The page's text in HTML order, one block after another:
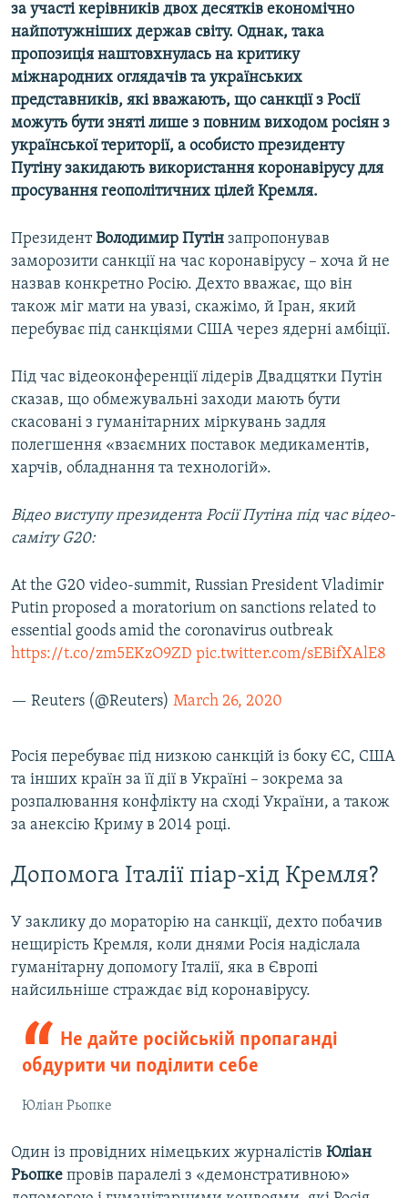
за участі керівників двох десятків економічно
найпотужніших держав світу. Однак, така
пропозиція наштовхнулась на критику
міжнародних оглядачів та українських
представників, які вважають, що санкції з Росії
можуть бути зняті лише з повним виходом росіян з
української території, а особисто президенту
Путіну закидають використання коронавірусу для
просування геополітичних цілей Кремля.
ПрезидентВолодимир Путін запропонував
заморозити санкції на час коронавірусу – хоча й не
назвав конкретно Росію. Дехто вважає, що він
також міг мати на увазі, скажімо, й Іран, який
перебуває під санкціями США через ядерні амбіції.
Під час відеоконференції лідерів Двадцятки Путін
сказав, що обмежувальні заходи мають бути
скасовані з гуманітарних міркувань задля
полегшення «взаємних поставок медикаментів,
харчів, обладнання та технологій».
Відео виступу президента Росії Путіна під час відео-
саміту G20:
At the G20 video-summit, Russian President Vladimir
Putin proposed a moratorium on sanctions related to
essential goods amid the coronavirus outbreak
https://t.co/zm5EKzO9ZD pic.twitter.com/sEBifXAlE8
— Reuters (@Reuters) March 26, 2020
Росія перебуває під низкою санкцій із боку ЄС, США
та інших країн за її дії в Україні – зокрема за
розпалювання конфлікту на сході України, а також
за анексію Криму в 2014 році.
Допомога Італії піар-хід Кремля?
У заклику до мораторію на санкції, дехто побачив
нещирість Кремля, коли днями Росія надіслала
гуманітарну допомогу Італії, яка в Європі
найсильніше страждає від коронавірусу.
Не дайте російській пропаганді
обдурити чи поділити себе
Юліан Рьопке
Один із провідних німецьких журналістів Юліан
Рьопке провів паралелі з «демонстративною»